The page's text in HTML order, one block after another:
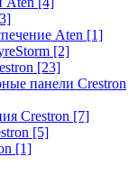
Aten [1]
[2]
[23]
панели Crestron
Crestron [7]
[5]
[1]